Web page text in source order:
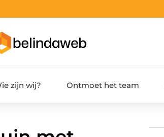
zijn wij? Ontmoet het team